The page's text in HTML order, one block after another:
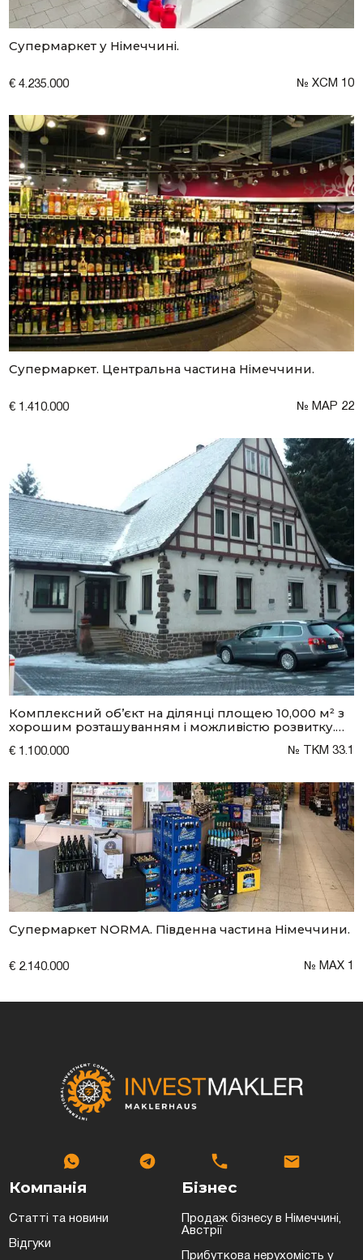
Супермаркет у Німеччині.
€ 4.235.000 № XCM 10
Супермаркет. Центральна частина Німеччини.
€ 1.410.000 № MAP 22
Комплексний об’єкт на ділянці площею 10,000 м² з
хорошим розташуванням і можливістю розвитку.
€ 1.100.000 № TKM 33.1
Супермаркет NORMA. Південна частина Німеччини.
€ 2.140.000 № МAХ 1
Компанія
Статті та новини
Відгуки
Бізнес
Продаж бізнесу в Німеччині,
Австрії
Прибуткова нерухомість у